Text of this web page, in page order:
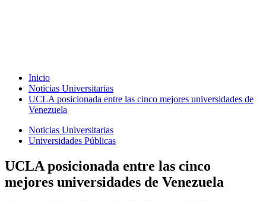
Inicio
Noticias Universitarias
UCLA posicionada entre las cinco mejores universidades de
Venezuela
Noticias Universitarias
Universidades Públicas
UCLA posicionada entre las cinco
mejores universidades de Venezuela